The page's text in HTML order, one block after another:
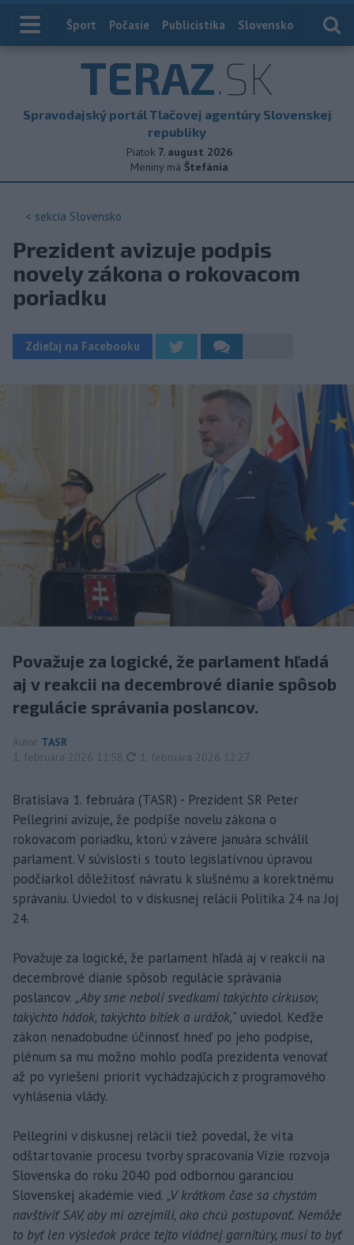
Index
Šport Počasie Publicistika Slovensko
TERAZ.SK
Spravodajský portál Tlačovej agentúry Slovenskej
republiky
Piatok 7. august 2026
Meniny má Štefánia
< sekcia Slovensko
Prezident avizuje podpis
novely zákona o rokovacom
poriadku
Zdieľaj na Facebooku
Považuje za logické, že parlament hľadá
aj v reakcii na decembrové dianie spôsob
regulácie správania poslancov.
Autor TASR
1. februára 2026 11:58
aktualizované
1. februára 2026 12:27
Bratislava 1. februára (TASR) - Prezident SR Peter
Pellegrini avizuje, že podpíše novelu zákona o
rokovacom poriadku, ktorú v závere januára schválil
parlament. V súvislosti s touto legislatívnou úpravou
podčiarkol dôležitosť návratu k slušnému a korektnému
správaniu. Uviedol to v diskusnej relácii Politika 24 na Joj
24.
Považuje za logické, že parlament hľadá aj v reakcii na
decembrové dianie spôsob regulácie správania
poslancov. „Aby sme neboli svedkami takýchto cirkusov,
takýchto hádok, takýchto bitiek a urážok,“ uviedol. Keďže
zákon nenadobudne účinnosť hneď po jeho podpise,
plénum sa mu možno mohlo podľa prezidenta venovať
až po vyriešení priorít vychádzajúcich z programového
vyhlásenia vlády.
Pellegrini v diskusnej relácii tiež povedal, že víta
odštartovanie procesu tvorby spracovania Vízie rozvoja
Slovenska do roku 2040 pod odbornou garanciou
Slovenskej akadémie vied. „V krátkom čase sa chystám
navštíviť SAV, aby mi ozrejmili, ako chcú postupovať. Nemôže
to byť len výsledok práce tejto vládnej garnitúry, musí to byť